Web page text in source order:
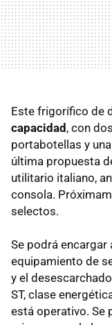
Este frigorífico de
capacidad, con
portabotellas y
última propuesta
utilitario italiano,
consola.
selectos.
Se podrá encargar
equipamiento de
y el
ST, clase
está operativo. Se